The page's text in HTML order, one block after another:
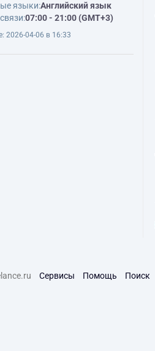
языки:Английский язык
07:00 - 21:00 (GMT+3)
2026-04-06 в 16:33
Сервисы Помощь Поиск